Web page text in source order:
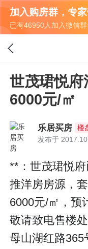
加入购房群，专
已有46950人加入微信
世茂珺悦
6000元/㎡
乐居买房
楼
发布于
**：世茂珺悦
推洋房房源，
6000元/㎡，预
敬请致电售楼
母山湖红路365